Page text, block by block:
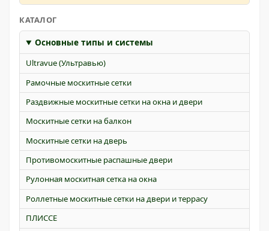
КАТАЛОГ
Основные типы и системы
Ultravue (Ультравью)
Рамочные москитные сетки
Раздвижные москитные сетки на окна и двери
Москитные сетки на балкон
Москитные сетки на дверь
Противомоскитные распашные двери
Рулонная москитная сетка на окна
Роллетные москитные сетки на двери и террасу
ПЛИССЕ